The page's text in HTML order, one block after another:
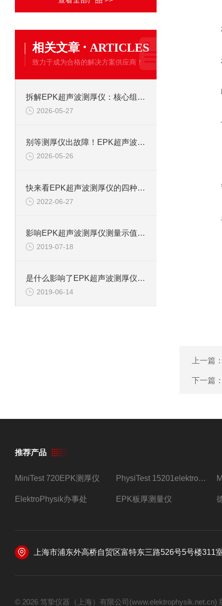
相关文章 · ARTICLES
致力于成为合格的解决方案供应商！
拆解EPK超声波测厚仪：核心组成部分，藏着哪些“精准密码”？
2026-05-27
别等测厚仪出故障！EPK超声波设备维护保养的关键细节，一文说透
2026-05-26
快来看EPK超声波测厚仪的四种测量方法
2022-06-27
影响EPK超声波测厚仪测量示值的因素有哪些？
2019-07-18
是什么影响了EPK超声波测厚仪的测量示值
2019-06-14
上一篇
下一篇
推荐产品
MiniTest 720EPK测厚仪 PhysiTest 15201elektrophysik测厚仪
ElektroPhysik办事处 EPK板厚测量仪
上海市浦东外高桥自贸区富特东三路526号5号楼311
© 2026 笃挚仪器（上海）有限公司